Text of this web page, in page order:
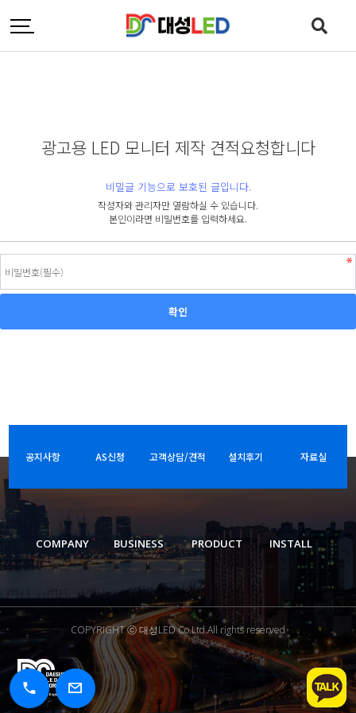
광고용 LED 모니터 제작 견적요청합니다
비밀글 기능으로 보호된 글입니다.
작성자와 관리자만 열람하실 수 있습니다.
본인이라면 비밀번호를 입력하세요.
공지사항 AS신청 고객상담/견적 설치후기 자료실
COMPANY BUSINESS PRODUCT INSTALL
COPYRIGHT ⓒ 대성LED Co.Ltd.All rights reserved